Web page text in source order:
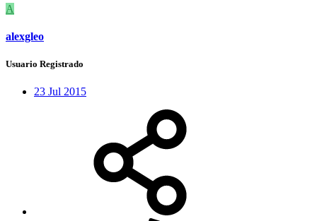
A
alexgleo
Usuario Registrado
23 Jul 2015